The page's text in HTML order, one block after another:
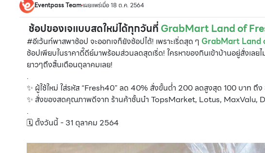
Eventpass Teamเผยแพร่เมื่อ 18 ต.ค. 2564
ช้อปของเจแบบสดใหม่ได้ทุกวันที่GrabMart Land of
#อีเว้นท์พาสพาช้อป จะออกเจก็ยังช้อปได้! เพราะเริ่ดสุด ๆ GrabMart Land
ช้อปเพียบในราคาดี๊ดีย์มาพร้อมส่วนลดสุดเริ่ด! ใครหาของกินเข้าบ้านอยู่สั่งเล
ยาวๆถึงสิ้นเตือนตุลาคมเลย!
.
✨ ผู้ใช้ใหม่ ใส่รหัส “Fresh40” ลด 40% สั่งขั้นต่ำ 200 ลดสูงสุด 100 บาท ถึ
✨ สั่งของสดคุณภาพดีจาก ร้านค้าชั้นนำ TopsMarket, Lotus, MaxValu,
.
🗓 ตั้งวันนี้ - 31 ตุลาคม 2564